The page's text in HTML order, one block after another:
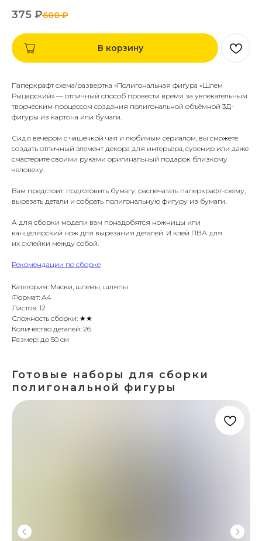
375 ₽600 ₽
В корзину
Паперкрафт схема/развертка «Полигональная фигура «Шлем
Рыцарский» — отличный способ провести время за увлекательным
творческим процессом создания полигональной объёмной 3Д-
фигуры из картона или бумаги.
Сидя вечером с чашечкой чая и любимым сериалом, вы сможете
создать отличный элемент декора для интерьера, сувенир или даже
смастерите своими руками оригинальный подарок близкому
человеку.
Вам предстоит: подготовить бумагу, распечатать паперкрафт-схему,
вырезать детали и собрать полигональную фигуру из бумаги.
А для сборки модели вам понадобятся ножницы или
канцелярский нож для вырезания деталей. И клей ПВА для
их склейки между собой.
Рекомендации по сборке
Категория: Маски, шлемы, шляпы
Формат: А4
Листов: 12
Сложность сборки: ★★
Количество деталей: 26
Размер: до 50 см
Готовые наборы для сборки
полигональной фигуры